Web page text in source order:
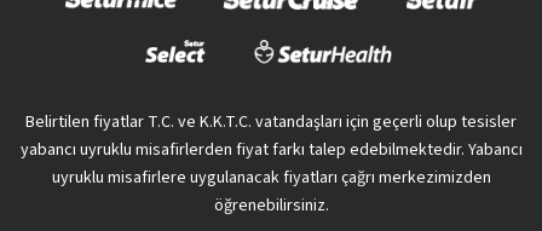
Belirtilen fiyatlar T.C. ve K.K.T.C. vatandaşları için geçerli olup tesisler
yabancı uyruklu misafirlerden fiyat farkı talep edebilmektedir. Yabancı
uyruklu misafirlere uygulanacak fiyatları çağrı merkezimizden
öğrenebilirsiniz.